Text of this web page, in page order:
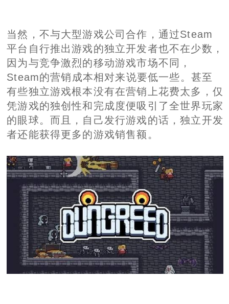
当然，不与大型游戏公司合作，通过Steam
平台自行推出游戏的独立开发者也不在少数，
因为与竞争激烈的移动游戏市场不同，
Steam的营销成本相对来说要低一些。甚至
有些独立游戏根本没有在营销上花费太多，仅
凭游戏的独创性和完成度便吸引了全世界玩家
的眼球。而且，自己发行游戏的话，独立开发
者还能获得更多的游戏销售额。